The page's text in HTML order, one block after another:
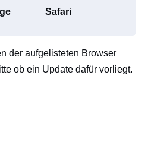
Safari
der aufgelisteten Browser
ob ein Update dafür vorliegt.